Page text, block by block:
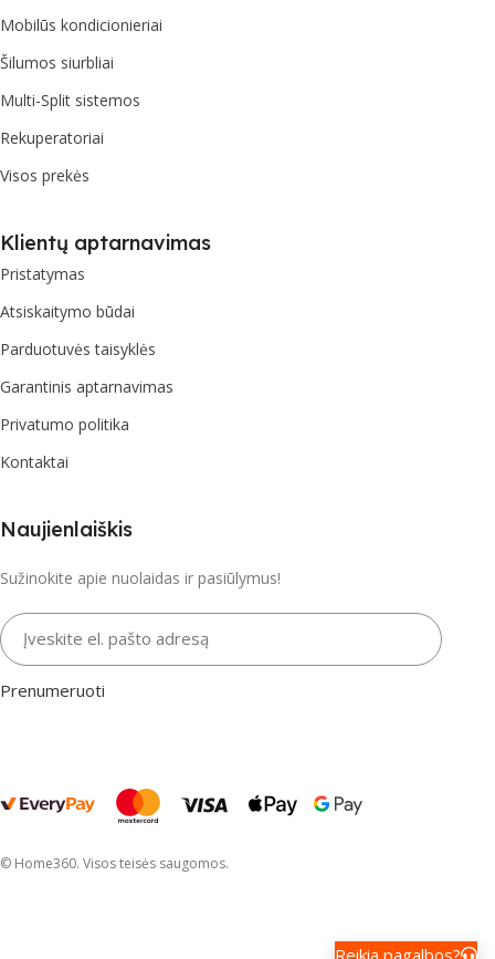
Mobilūs kondicionieriai
Šilumos siurbliai
Multi-Split sistemos
Rekuperatoriai
Visos prekės
Klientų aptarnavimas
Pristatymas
Atsiskaitymo būdai
Parduotuvės taisyklės
Garantinis aptarnavimas
Privatumo politika
Kontaktai
Naujienlaiškis
Sužinokite apie nuolaidas ir pasiūlymus!
Įveskite el. pašto adresą
Prenumeruoti
© Home360. Visos teisės saugomos.
Reikia pagalbos?